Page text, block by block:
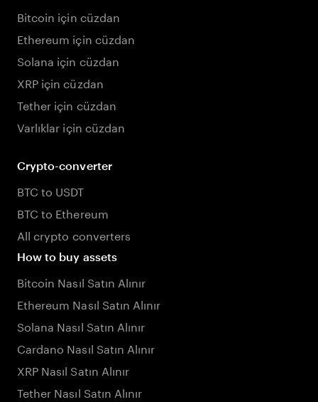
Bitcoin için cüzdan
Ethereum için cüzdan
Solana için cüzdan
XRP için cüzdan
Tether için cüzdan
Varlıklar için cüzdan
Crypto-converter
BTC to USDT
BTC to Ethereum
All crypto converters
How to buy assets
Bitcoin Nasıl Satın Alınır
Ethereum Nasıl Satın Alınır
Solana Nasıl Satın Alınır
Cardano Nasıl Satın Alınır
XRP Nasıl Satın Alınır
Tether Nasıl Satın Alınır